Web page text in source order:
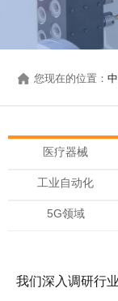
您现在的位置：
医疗器械
工业自动化
5G领域
我们深入调研行